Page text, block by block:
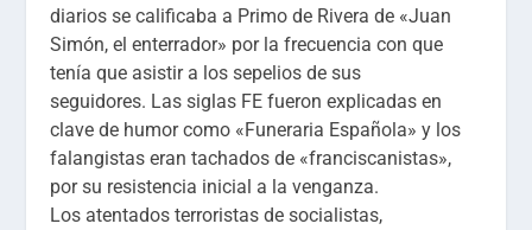
diarios se calificaba a Primo de Rivera de «Juan
Simón, el enterrador» por la frecuencia con que
tenía que asistir a los sepelios de sus
seguidores. Las siglas FE fueron explicadas en
clave de humor como «Funeraria Española»y los
falangistas eran tachados de «franciscanistas»,
por su resistencia inicial a la venganza.
Los atentados terroristas de socialistas,